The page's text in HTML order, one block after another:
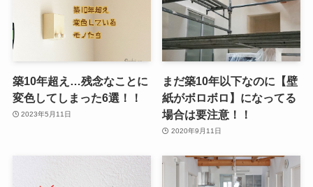
築10年超え…残念なことに
変色してしまった6選！！
2023年5月11日
まだ築10年以下なのに【壁
紙がボロボロ】になってる
場合は要注意！！
2020年9月11日